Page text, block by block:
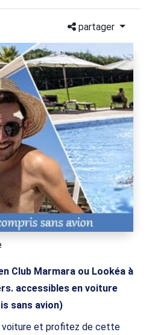
partager
Club Marmara ou Lookéa à
accessibles en voiture
sans avion)
voiture et profitez de cette